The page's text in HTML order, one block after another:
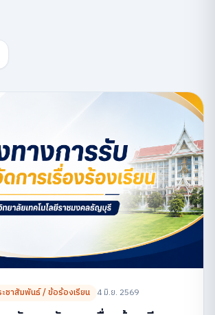
ชาสัมพันธ์ / ข้อร้องเรียน 4 มิ.ย. 2569